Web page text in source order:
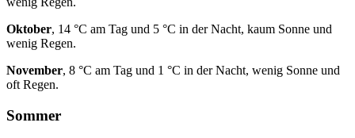
Oktober, 14 °C am Tag und 5 °C in der Nacht, kaum Sonne und
wenig Regen.
November, 8 °C am Tag und 1 °C in der Nacht, wenig Sonne und
oft Regen.
Sommer